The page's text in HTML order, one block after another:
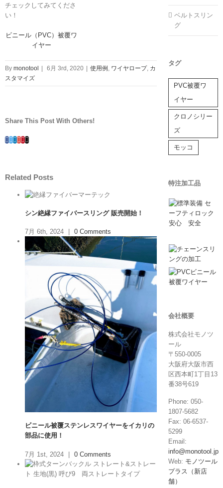
チェックしてみてくださ
い！
ビニール（PVC）被覆ワ
イヤー
By monotool 6月 3rd, 2020 使用例 , ワイヤロープ, カ
スタマイズ
Share This Post With Others!
Facebook
Twitter
Linkedin
Google+
Pinterest
Email
Related Posts
シン絶縁ファイバースリング 販売開始！
7月 6th, 2024 0 Comments
ビニール被覆ステンレスワイヤーをイカリの
部品に使用！
7月 1st, 2024 | 0 Comments
ベルトスリン
グ
タグ
PVC被覆ワ
イヤー
クロノシリー
ズ
モッコ
特注加工品
会社概要
株式会社モノツ
ール
〒550-0005
大阪府大阪市西
区西本町1丁目13
番38号619
Phone: 050-
1807-5682
Fax: 06-6537-
5299
Email:
info@monotool.jp
Web: モノツール
プラス（新店
舗）